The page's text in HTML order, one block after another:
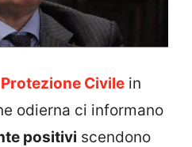
Protezione Civile in
odierna ci informano
positivi scendono